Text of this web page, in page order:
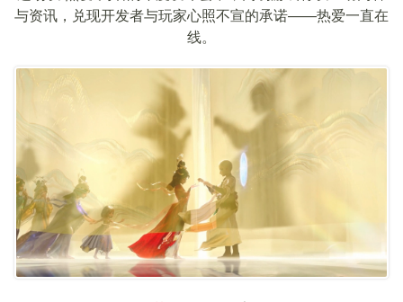
与资讯，兑现开发者与玩家心照不宣的承诺——热爱一直在
线。